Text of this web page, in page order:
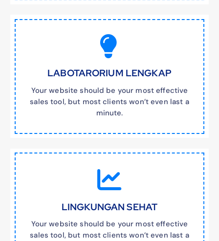
LABOTARORIUM LENGKAP
Your website should be your most effective
sales tool, but most clients won’t even last a
minute.
LINGKUNGAN SEHAT
Your website should be your most effective
sales tool, but most clients won’t even last a